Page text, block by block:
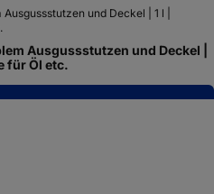
Ausgussstutzen und Deckel |
für Öl etc.